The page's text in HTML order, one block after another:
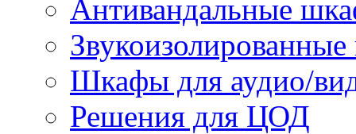
Антивандальные
Шкафы для аудио/
Решения для ЦОД